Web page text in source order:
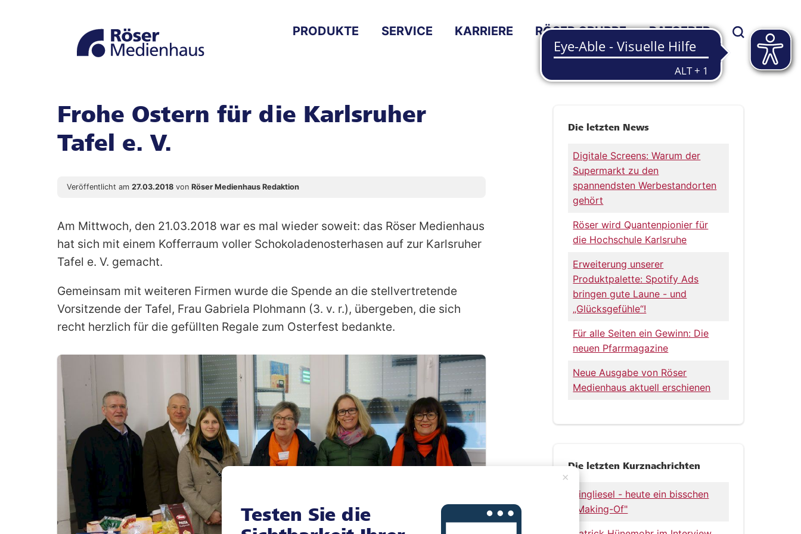
PRODUKTE SERVICE KARRIERE RÖSER GRUPPE RATGEBER
Frohe Ostern für die Karlsruher
Tafel e. V.
Veröffentlicht am 27.03.2018 von Röser Medienhaus Redaktion
Am Mittwoch, den 21.03.2018 war es mal wieder soweit: das Röser Medienhaus
hat sich mit einem Kofferraum voller Schokoladenosterhasen auf zur Karlsruher
Tafel e. V. gemacht.
Gemeinsam mit weiteren Firmen wurde die Spende an die stellvertretende
Vorsitzende der Tafel, Frau Gabriela Plohmann (3. v. r.), übergeben, die sich
recht herzlich für die gefüllten Regale zum Osterfest bedankte.
Die letzten News
Digitale Screens: Warum der
Supermarkt zu den
spannendsten Werbestandorten
gehört
Röser wird Quantenpionier für
die Hochschule Karlsruhe
Erweiterung unserer
Produktpalette: Spotify Ads
bringen gute Laune - und
„Glücksgefühle“!
Für alle Seiten ein Gewinn: Die
neuen Pfarrmagazine
Neue Ausgabe von Röser
Medienhaus aktuell erschienen
Die letzten Kurznachrichten
Singliesel - heute ein bisschen
„Making-Of"
Testen Sie die
×